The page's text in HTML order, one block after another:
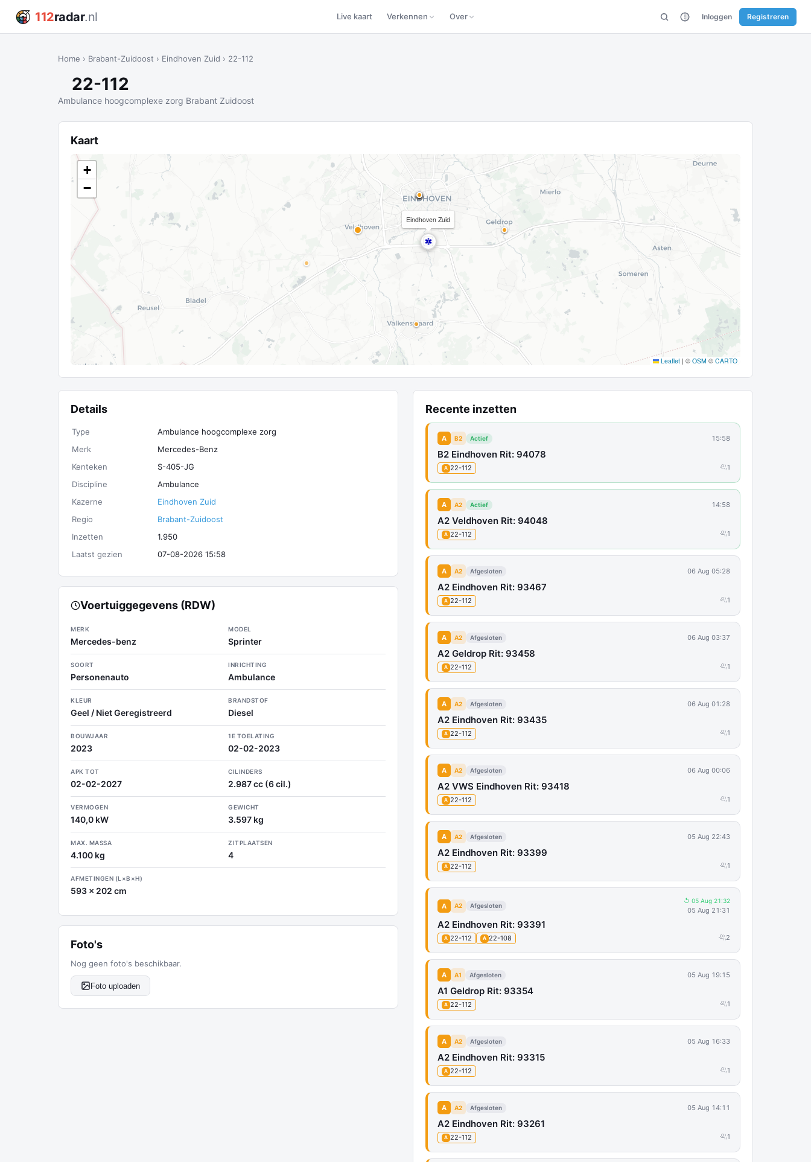
112radar.nl Live kaart Verkennen Over Inloggen Registreren
Home › Brabant-Zuidoost › Eindhoven Zuid › 22-112
22-112
Ambulance hoogcomplexe zorg Brabant Zuidoost
Kaart
Eindhoven Zuid
+
−
Leaflet | © OSM © CARTO
Details
Type
Ambulance hoogcomplexe zorg
Merk
Mercedes-Benz
Kenteken
S-405-JG
Discipline
Ambulance
Kazerne
Eindhoven Zuid
Regio
Brabant-Zuidoost
Inzetten
1.950
Laatst gezien
07-08-2026 15:58
Voertuiggegevens (RDW)
MERK
Mercedes-benz
MODEL
Sprinter
SOORT
Personenauto
INRICHTING
Ambulance
KLEUR
Geel / Niet Geregistreerd
BRANDSTOF
Diesel
BOUWJAAR
2023
1E TOELATING
02-02-2023
APK TOT
02-02-2027
CILINDERS
2.987 cc (6 cil.)
VERMOGEN
140,0 kW
GEWICHT
3.597 kg
MAX. MASSA
4.100 kg
ZITPLAATSEN
4
AFMETINGEN (L×B×H)
593 x 202 cm
Foto's
Nog geen foto's beschikbaar.
Foto uploaden
Recente inzetten
A B2 Actief 15:58
B2 Eindhoven Rit: 94078
A 22-112 1
A A2 Actief 14:58
A2 Veldhoven Rit: 94048
A 22-112 1
A A2 Afgesloten 06 Aug 05:28
A2 Eindhoven Rit: 93467
A 22-112 1
A A2 Afgesloten 06 Aug 03:37
A2 Geldrop Rit: 93458
A 22-112 1
A A2 Afgesloten 06 Aug 01:28
A2 Eindhoven Rit: 93435
A 22-112 1
A A2 Afgesloten 06 Aug 00:06
A2 VWS Eindhoven Rit: 93418
A 22-112 1
A A2 Afgesloten 05 Aug 22:43
A2 Eindhoven Rit: 93399
A 22-112 1
A A2 Afgesloten
↺ 05 Aug 21:32
05 Aug 21:31
A2 Eindhoven Rit: 93391
A 22-112 A 22-108 2
A A1 Afgesloten 05 Aug 19:15
A1 Geldrop Rit: 93354
A 22-112 1
A A2 Afgesloten 05 Aug 16:33
A2 Eindhoven Rit: 93315
A 22-112 1
A A2 Afgesloten 05 Aug 14:11
A2 Eindhoven Rit: 93261
A 22-112 1